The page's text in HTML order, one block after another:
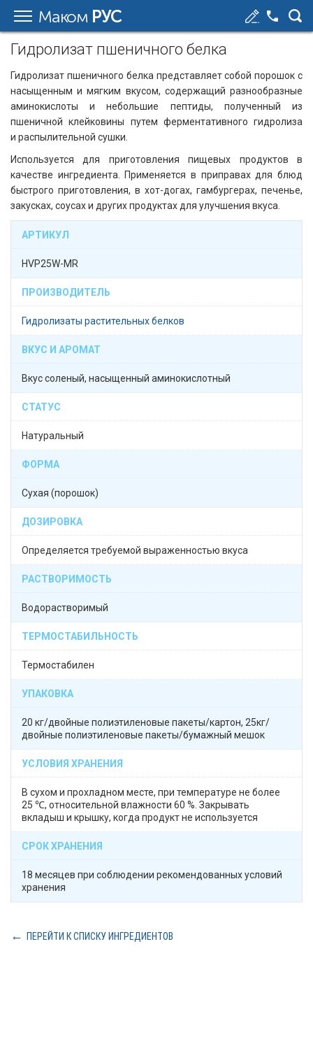
Маком РУС
Гидролизат пшеничного белка
Гидролизат пшеничного белка представляет собой порошок с
насыщенным и мягким вкусом, содержащий разнообразные
аминокислоты и небольшие пептиды, полученный из
пшеничной клейковины путем ферментативного гидролиза
и распылительной сушки.
Используется для приготовления пищевых продуктов в
качестве ингредиента. Применяется в приправах для блюд
быстрого приготовления, в хот-догах, гамбургерах, печенье,
закусках, соусах и других продуктах для улучшения вкуса.
АРТИКУЛ
HVP25W-MR
ПРОИЗВОДИТЕЛЬ
Гидролизаты растительных белков
ВКУС И АРОМАТ
Вкус соленый, насыщенный аминокислотный
СТАТУС
Натуральный
ФОРМА
Сухая (порошок)
ДОЗИРОВКА
Определяется требуемой выраженностью вкуса
РАСТВОРИМОСТЬ
Водорастворимый
ТЕРМОСТАБИЛЬНОСТЬ
Термостабилен
УПАКОВКА
20 кг/двойные полиэтиленовые пакеты/картон, 25кг/
двойные полиэтиленовые пакеты/бумажный мешок
УСЛОВИЯ ХРАНЕНИЯ
В сухом и прохладном месте, при температуре не более
25 ℃, относительной влажности 60 %. Закрывать
вкладыш и крышку, когда продукт не используется
СРОК ХРАНЕНИЯ
18 месяцев при соблюдении рекомендованных условий
хранения
ПЕРЕЙТИ К СПИСКУ ИНГРЕДИЕНТОВ